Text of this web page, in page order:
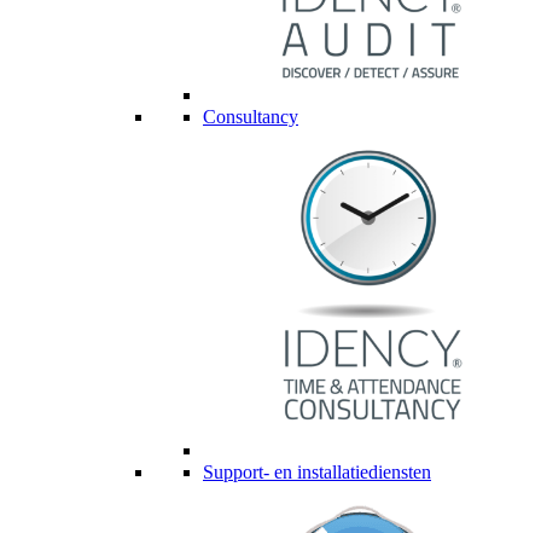
Consultancy
Support- en installatiediensten